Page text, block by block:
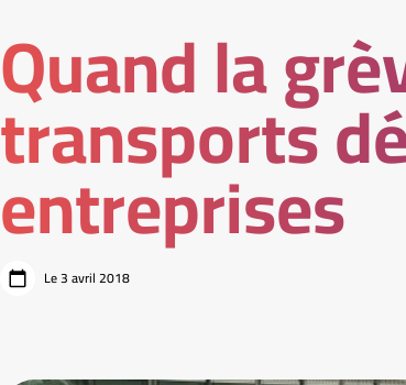
Quand la
transports
entreprises
Le 3 avril 2018